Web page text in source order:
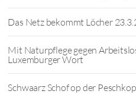
Das Netz bekommt Löcher
Mit Naturpflege gegen
Luxemburger Wort
Schwaarz Schof op der